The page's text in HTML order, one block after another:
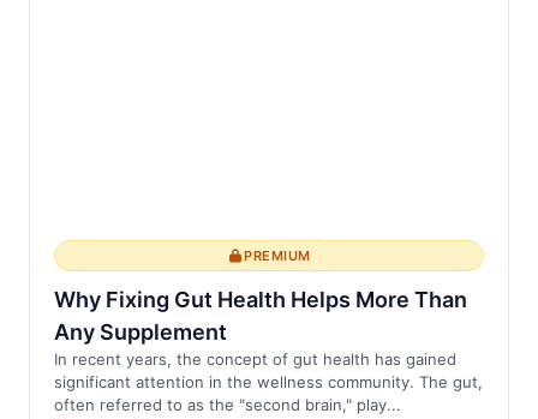
PREMIUM
Why Fixing Gut Health Helps More Than
Any Supplement
In recent years, the concept of gut health has gained
significant attention in the wellness community. The gut,
often referred to as the "second brain," play...